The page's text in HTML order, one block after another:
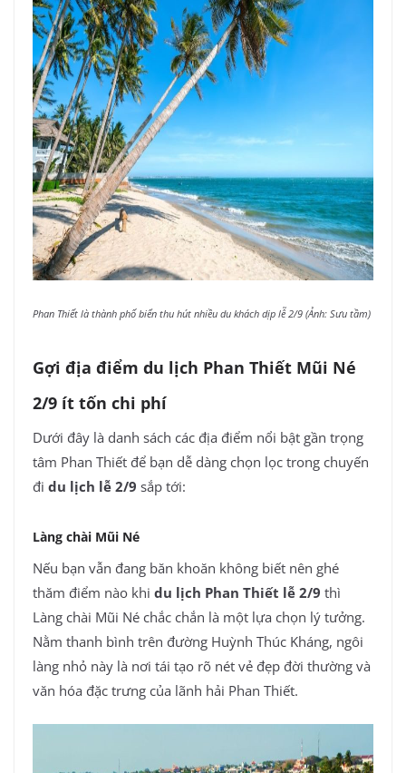
Phan Thiết là thành phố biển thu hút nhiều du khách dịp lễ 2/9 (Ảnh: Sưu tầm)
Gợi địa điểm du lịch Phan Thiết Mũi Né
2/9 ít tốn chi phí
Dưới đây là danh sách các địa điểm nổi bật gần trọng
tâm Phan Thiết để bạn dễ dàng chọn lọc trong chuyến
đi du lịch lễ 2/9 sắp tới:
Làng chài Mũi Né
Nếu bạn vẫn đang băn khoăn không biết nên ghé
thăm điểm nào khi du lịch Phan Thiết lễ 2/9 thì
Làng chài Mũi Né chắc chắn là một lựa chọn lý tưởng.
Nằm thanh bình trên đường Huỳnh Thúc Kháng, ngôi
làng nhỏ này là nơi tái tạo rõ nét vẻ đẹp đời thường và
văn hóa đặc trưng của lãnh hải Phan Thiết.